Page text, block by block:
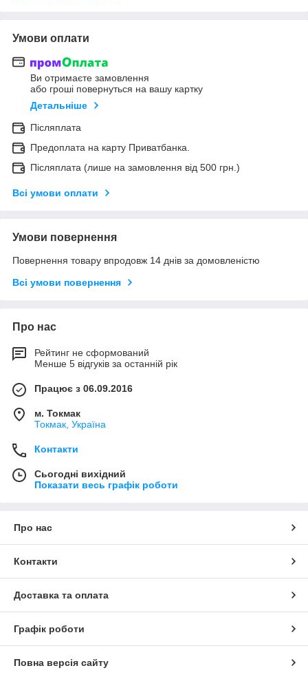
Умови оплати
Ви отримаєте замовлення
або гроші повернуться на вашу картку
Детальніше
Післяплата
Предоплата на карту Приватбанка.
Післяплата (лише на замовлення від 500 грн.)
Всі умови оплати
Умови повернення
Повернення товару впродовж 14 днів за домовленістю
Всі умови повернення
Про нас
Рейтинг не сформований
Менше 5 відгуків за останній рік
Працює з 06.09.2016
м. Токмак
Токмак, Україна
Контакти
Сьогодні вихідний
Показати весь графік роботи
Про нас
Контакти
Доставка та оплата
Графік роботи
Повна версія сайту